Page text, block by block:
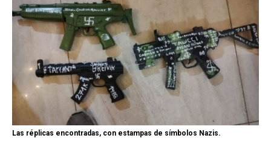
Las réplicas encontradas, con estampas de símbolos Nazis.